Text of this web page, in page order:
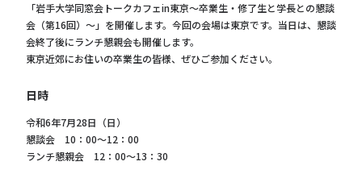
「岩手大学同窓会トークカフェin東京～卒業生・修了生と学長との懇談
会（第16回）～」を開催します。今回の会場は東京です。当日は、懇談
会終了後にランチ懇親会も開催します。
東京近郊にお住いの卒業生の皆様、ぜひご参加ください。
日時
令和6年7月28日（日）
懇談会 10：00～12：00
ランチ懇親会 12：00～13：30